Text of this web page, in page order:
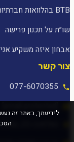
BTB בהלוואות חברתיות
שו״ת על תכנון פרישה
אבחון איזה משקיע אני
צור קשר
077-6070355